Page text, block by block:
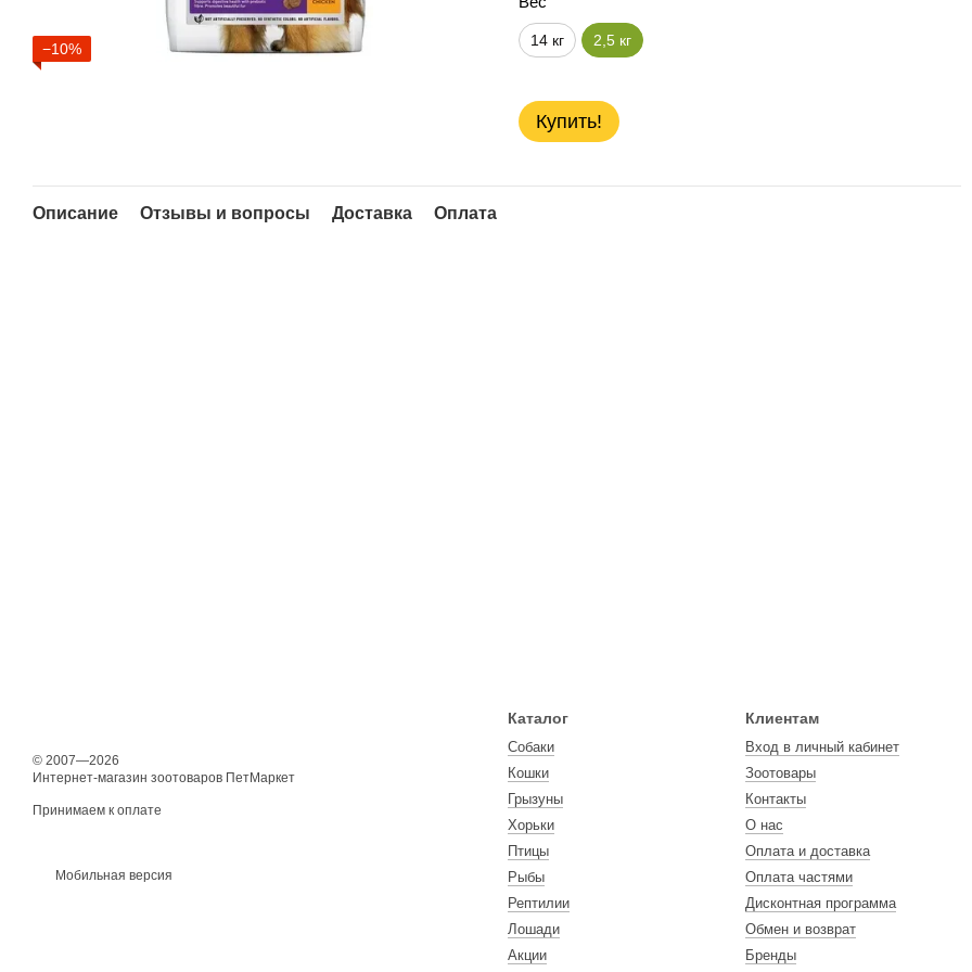
−10% 14 кг 2,5 кг
Купить!
Описание Отзывы и вопросы Доставка Оплата
© 2007—2026
Интернет-магазин зоотоваров ПетМаркет
Принимаем к оплате
Мобильная версия
Каталог
Собаки
Кошки
Грызуны
Хорьки
Птицы
Рыбы
Рептилии
Лошади
Акции
Клиентам
Вход в личный кабинет
Зоотовары
Контакты
О нас
Оплата и доставка
Оплата частями
Дисконтная программа
Обмен и возврат
Бренды